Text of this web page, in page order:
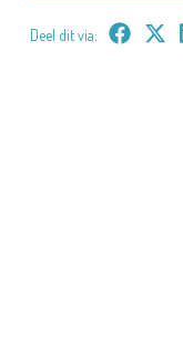
Deel dit via: